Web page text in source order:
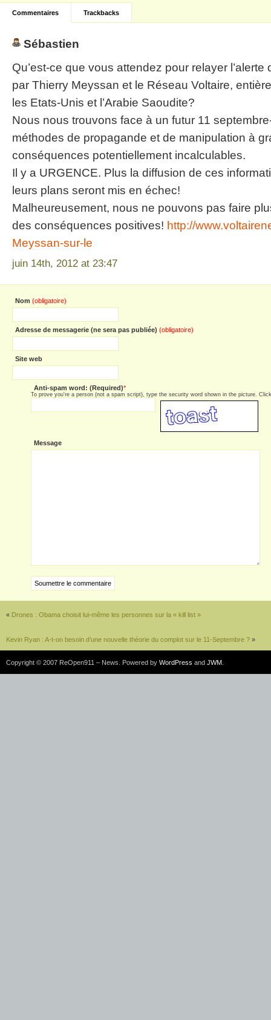
Commentaires Trackbacks
Sébastien
Qu’est-ce que vous attendez pour relayer l’alerte
par Thierry Meyssan et le Réseau Voltaire,
les Etats-Unis et l’Arabie Saoudite?
Nous nous trouvons face à un futur 11
méthodes de propagande et de manipulation à
conséquences potentiellement incalculables.
Il y a URGENCE. Plus la diffusion de ces
leurs plans seront mis en échec!
Malheureusement, nous ne pouvons pas faire
des conséquences positives! http://
Meyssan-sur-le
juin 14th, 2012 at 23:47
Nom (obligatoire)
Adresse de messagerie (ne sera pas publiée) (obligatoire)
Site web
Anti-spam word: (Required)*
To prove you're a person (not a spam script), type the security word shown in the picture.
Message
« Drones : Obama choisit lui-même les personnes sur la « kill list »
Kevin Ryan : A-t-on besoin d’une nouvelle théorie du complot sur le 11-Septembre ? »
Copyright © 2007 ReOpen911 – News. Powered by WordPress and JWM